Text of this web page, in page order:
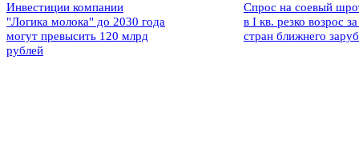
Инвестиции компании
"Логика молока" до 2030 года
могут превысить 120 млрд
рублей
Спрос на соевый
в I кв. резко возрос
стран ближнего